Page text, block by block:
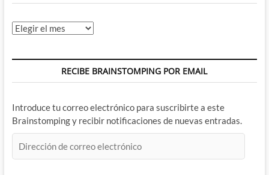
Archivos
RECIBE BRAINSTOMPING POR EMAIL
Introduce tu correo electrónico para suscribirte a este
Brainstomping y recibir notificaciones de nuevas entradas.
de